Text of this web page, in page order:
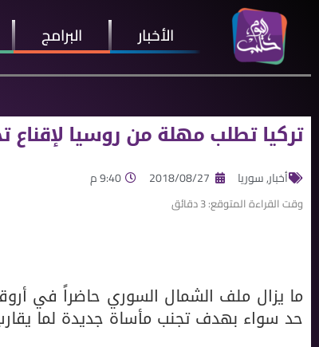
الأخبار البرامج
تركيا تطلب مهلة من روسيا
أخبار,سوريا 2018/08/27 9:40 م
وقت القراءة المتوقع:3دقائق
ما يزال ملف الشمال السوري حاضراً في
حد سواء بهدف تجنب مأساة جديدة لما